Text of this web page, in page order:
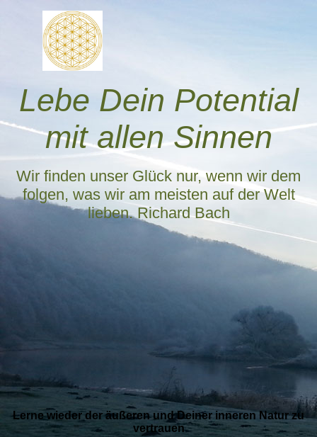
Lebe Dein Potential
mit allen Sinnen
Wir finden unser Glück nur, wenn wir dem
folgen, was wir am meisten auf der Welt
lieben. Richard Bach
Lerne wieder der äußeren und Deiner inneren Natur zu
vertrauen